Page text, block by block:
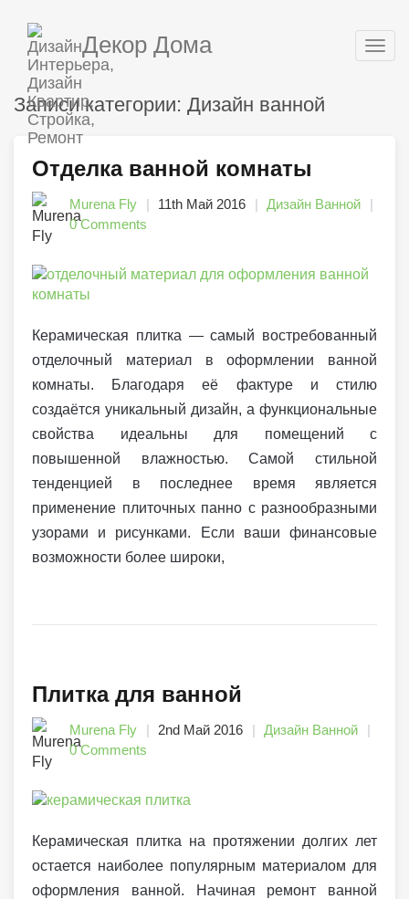
Декор Дома
Записи категории: Дизайн ванной
Отделка ванной комнаты
Murena Fly 11th Май 2016
Дизайн Ванной
0 Comments
Керамическая плитка — самый востребованный
отделочный материал в оформлении ванной
комнаты. Благодаря её фактуре и стилю
создаётся уникальный дизайн, а функциональные
свойства идеальны для помещений с
повышенной влажностью. Самой стильной
тенденцией в последнее время является
применение плиточных панно с разнообразными
узорами и рисунками. Если ваши финансовые
возможности более широки,
Плитка для ванной
Murena Fly 2nd Май 2016
Дизайн Ванной
0 Comments
Керамическая плитка на протяжении долгих лет
остается наиболее популярным материалом для
оформления ванной. Начиная ремонт ванной